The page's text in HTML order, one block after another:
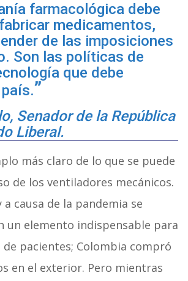
farmacológica debe
fabricar medicamentos,
de las imposiciones
Son las políticas de
que debe
Senador de la República
Liberal.
más claro de lo que se puede
de los ventiladores mecánicos.
a causa de la pandemia se
un elemento indispensable para
pacientes; Colombia compró
en el exterior. Pero mientras